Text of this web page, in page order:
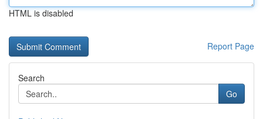
HTML is disabled
Report Page
Search
Go